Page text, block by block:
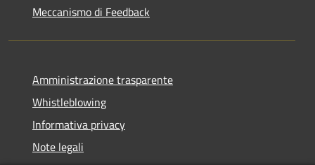
Meccanismo di Feedback
Amministrazione trasparente
Whistleblowing
Informativa privacy
Note legali